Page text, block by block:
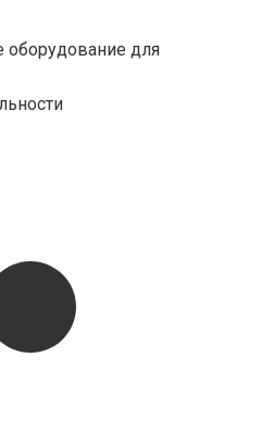
оборудование для